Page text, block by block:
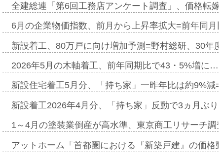
全建総連「第6回工務店アンケート調査」、価格転
6月の企業物価指数、前月から上昇率拡大=前年同
新設着工、80万戸に向け増加予測=野村総研、30年
2026年5月の木軸着工、前年同期比で43・5%増に…
新設住宅着工5月分、「持ち家」一昨年比は約9%
新設着工2026年4月分、「持ち家」反動で3ヵ月ぶ
1～4月の塗装業倒産が高水準、東京商工リサーチ
アットホーム「首都圏における『新築戸建』の価